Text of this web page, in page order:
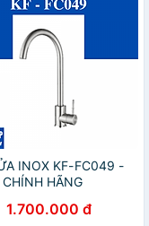
INOX KF-FC049 -
HÃNG
1.700.000 đ